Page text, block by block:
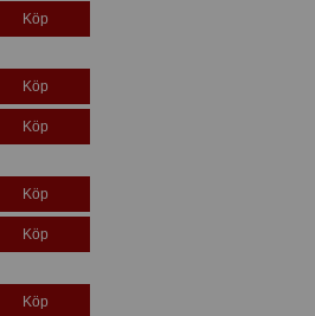
Köp
Köp
Köp
Köp
Köp
Köp